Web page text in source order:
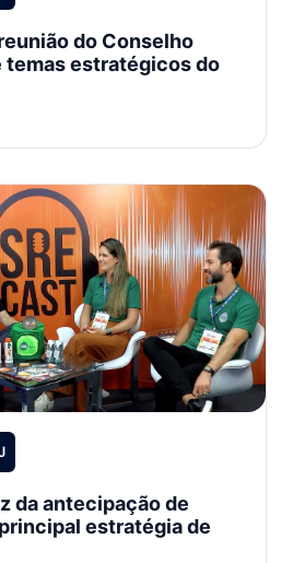
do Conselho
temas estratégicos do
da antecipação de
estratégia de